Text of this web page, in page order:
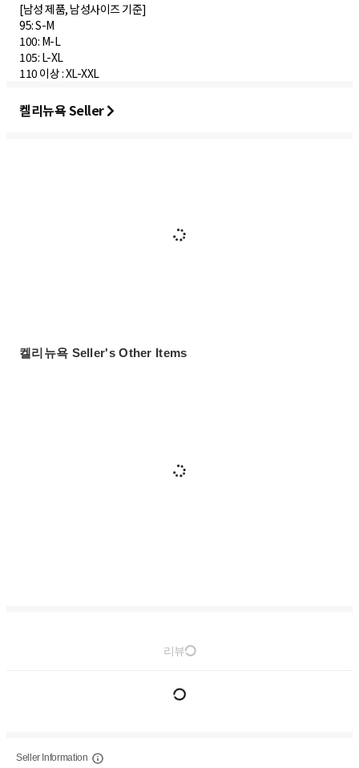
[남성 제품, 남성사이즈 기준]
95: S-M
100: M-L
105: L-XL
110 이상 : XL-XXL
켈리뉴욕 Seller
켈리뉴욕 Seller's Other Items
리뷰
Seller Information